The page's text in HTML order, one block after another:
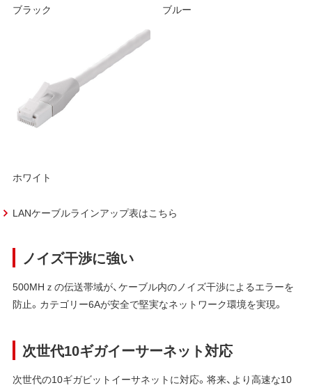
ブラック ブルー
ホワイト
LANケーブルラインアップ表はこちら
ノイズ干渉に強い
500MHｚの伝送帯域が、ケーブル内のノイズ干渉によるエラーを
防止。カテゴリー6Aが安全で堅実なネットワーク環境を実現。
次世代10ギガイーサーネット対応
次世代の10ギガビットイーサネットに対応。将来、より高速な10